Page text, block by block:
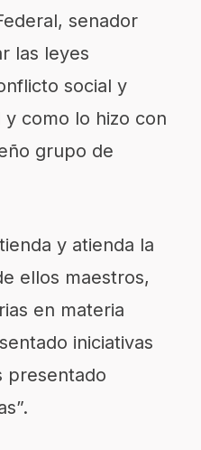
senador
las leyes
social y
como lo hizo con
grupo de
y atienda la
ellos maestros,
en materia
iniciativas
presentado